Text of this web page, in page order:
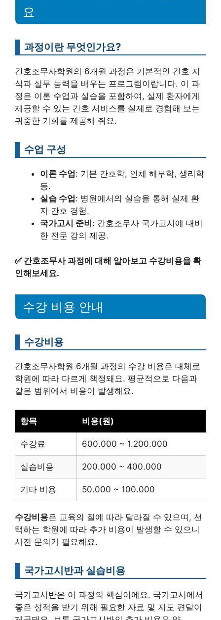
요
과정이란 무엇인가요?
간호조무사학원의 6개월 과정은 기본적인 간호 지
식과 실무 능력을 배우는 프로그램이랍니다. 이 과
정은 이론 수업과 실습을 포함하여, 실제 환자에게
제공할 수 있는 간호 서비스를 실제로 경험해 보는
귀중한 기회를 제공해 줘요.
수업 구성
이론 수업 : 기본 간호학, 인체 해부학, 생리학
등.
실습 수업 : 병원에서의 실습을 통해 실제 환
자 간호 경험.
국가고시 준비 : 간호조무사 국가고시에 대비
한 전문 강의 제공.
✅ 간호조무사 과정에 대해 알아보고 수강비용을 확
인해보세요.
수강 비용 안내
수강비용
간호조무사학원 6개월 과정의 수강 비용은 대체로
학원에 따라 다르게 책정돼요. 평균적으로 다음과
같은 범위에서 비용이 발생해요.
항목 비용(원)
수강료 600.000 ~ 1.200.000
실습비용 200.000 ~ 400.000
기타 비용 50.000 ~ 100.000
수강비용은 교육의 질에 따라 달라질 수 있으며, 선
택하는 학원에 따라 추가 비용이 발생할 수 있으니
사전 문의가 필요해요.
국가고시반과 실습비용
국가고시반은 이 과정의 핵심이에요. 국가고시에서
좋은 성적을 받기 위해 필요한 자료 및 지도 편달이